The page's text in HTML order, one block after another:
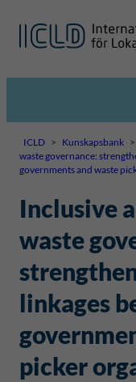
ICLD > Kunskapsbank >
waste governance:
governments and waste
Inclusive
waste
linkages
picker